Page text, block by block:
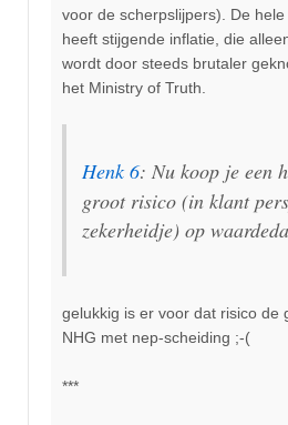
voor de scherpslijpers). De
heeft stijgende inflatie, die
wordt door steeds brutaler
het Ministry of Truth.
Henk 6: Nu koop je een
groot risico (in klant
zekerheidje) op
gelukkig is er voor dat risico de
NHG met nep-scheiding ;-(
***